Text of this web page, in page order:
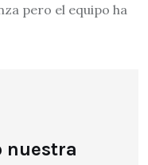
pero el equipo ha
nuestra